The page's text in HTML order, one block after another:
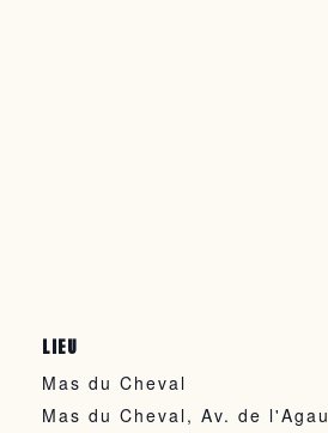
LIEU
Mas du Cheval
Mas du Cheval, Av. de l'Agau